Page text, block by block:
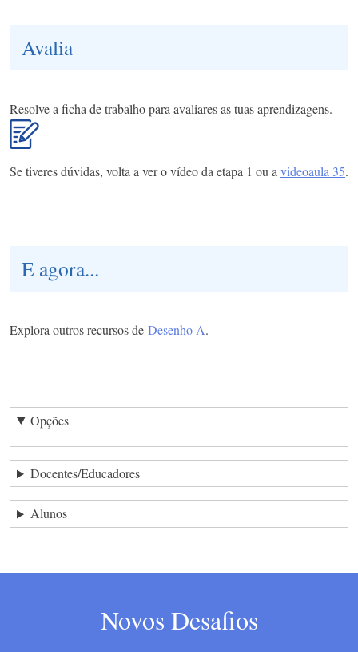
Avalia
Resolve a ficha de trabalho para avaliares as tuas aprendizagens.
Se tiveres dúvidas, volta a ver o vídeo da etapa 1 ou a videoaula 35.
E agora...
Explora outros recursos de Desenho A.
Opções
Docentes/Educadores
Alunos
Novos Desafios